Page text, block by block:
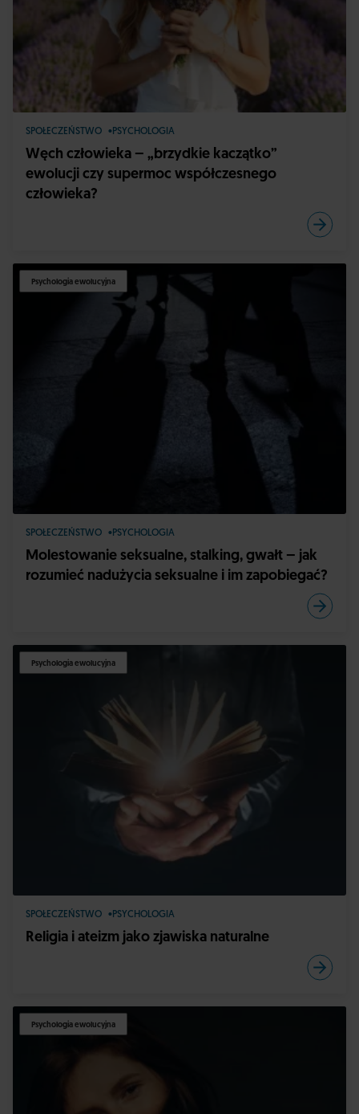
SPOŁECZEŃSTWO PSYCHOLOGIA
Węch człowieka – „brzydkie kaczątko”
ewolucji czy supermoc współczesnego
człowieka?
Psychologia ewolucyjna
SPOŁECZEŃSTWO PSYCHOLOGIA
Molestowanie seksualne, stalking, gwałt – jak
rozumieć nadużycia seksualne i im zapobiegać?
Psychologia ewolucyjna
SPOŁECZEŃSTWO PSYCHOLOGIA
Religia i ateizm jako zjawiska naturalne
Psychologia ewolucyjna